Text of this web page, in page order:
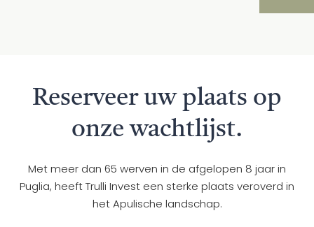
Reserveer uw plaats op
onze wachtlijst.
Met meer dan 65 werven in de afgelopen 8 jaar in
Puglia, heeft Trulli Invest een sterke plaats veroverd in
het Apulische landschap.